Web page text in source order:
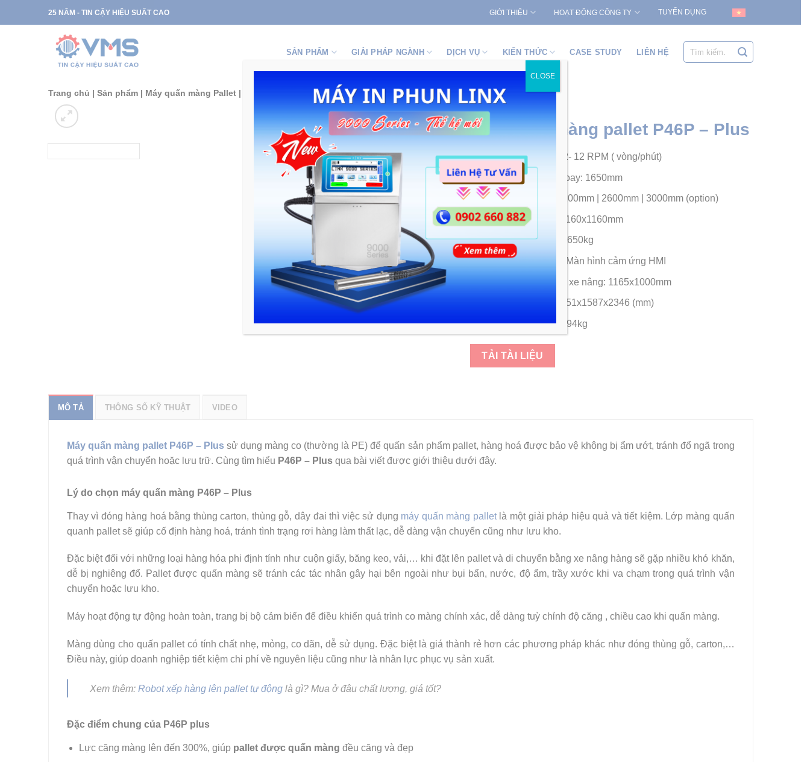
25 NĂM - TIN CẬY HIỆU SUẤT CAO GIỚI THIỆU HOẠT ĐỘNG CÔNG TY TUYỂN DỤNG
SẢN PHẨM GIẢI PHÁP NGÀNH DỊCH VỤ KIẾN THỨC CASE STUDY LIÊN HỆ
Tìm
kiếm:
Trang chủ | Sản phẩm| Máy quấn màng Pallet| Máy quấn màng pallet P46P – Plus
Máy quấn màng pallet P46P – Plus
Tốc độ mâm xoay: 2- 12 RPM ( vòng/phút)
Đường kính mâm xoay: 1650mm
Chiều cao tối đa: 2200mm | 2600mm | 3000mm (option)
Kích thước pallet: 1160x1160mm
Khối lượng pallet: 1650kg
Cơ chế điều khiển: Màn hình cảm ứng HMI
Kích thước tấm dẫn xe nâng: 1165x1000mm
Kích thước máy: 2351x1587x2346 (mm)
Trọng lượng máy: 394kg
TẢI TÀI LIỆU
MÔ TẢ THÔNG SỐ KỸ THUẬT VIDEO
Máy quấn màng pallet P46P – Plussử dụng màng co (thường là PE) để quấn sản phẩm pallet, hàng hoá được bảo vệ không bị ẩm ướt, tránh đổ ngã trong
quá trình vận chuyển hoặc lưu trữ. Cùng tìm hiểu P46P – Plus qua bài viết được giới thiệu dưới đây.
Lý do chọn máy quấn màng P46P – Plus
Thay vì đóng hàng hoá bằng thùng carton, thùng gỗ, dây đai thì việc sử dụng máy quấn màng palletlà một giải pháp hiệu quả và tiết kiệm. Lớp màng quấn
quanh pallet sẽ giúp cố định hàng hoá, tránh tình trạng rơi hàng làm thất lạc, dễ dàng vận chuyển cũng như lưu kho.
Đặc biệt đối với những loại hàng hóa phi định tính như cuộn giấy, băng keo, vải,… khi đặt lên pallet và di chuyển bằng xe nâng hàng sẽ gặp nhiều khó khăn,
dễ bị nghiêng đổ. Pallet được quấn màng sẽ tránh các tác nhân gây hại bên ngoài như bụi bẩn, nước, độ ẩm, trầy xước khi va chạm trong quá trình vận
chuyển hoặc lưu kho.
Máy hoạt động tự động hoàn toàn, trang bị bộ cảm biến để điều khiển quá trình co màng chính xác, dễ dàng tuỳ chỉnh độ căng , chiều cao khi quấn màng.
Màng dùng cho quấn pallet có tính chất nhẹ, mỏng, co dãn, dễ sử dụng. Đặc biệt là giá thành rẻ hơn các phương pháp khác như đóng thùng gỗ, carton,…
Điều này, giúp doanh nghiệp tiết kiệm chi phí về nguyên liệu cũng như là nhân lực phục vụ sản xuất.
Xem thêm: Robot xếp hàng lên pallet tự độnglà gì? Mua ở đâu chất lượng, giá tốt?
Đặc điểm chung của P46P plus
Lực căng màng lên đến 300%, giúp pallet được quấn màng đều căng và đẹp
CLOSE